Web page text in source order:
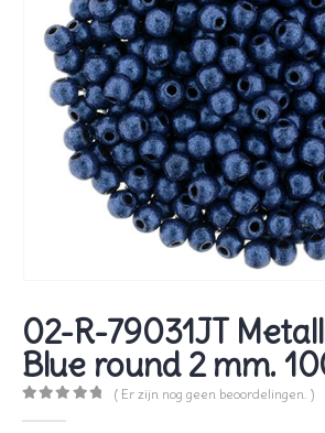
02-R-79031JT
Blue round 2 mm.
( Er zijn nog geen beoordelingen. )